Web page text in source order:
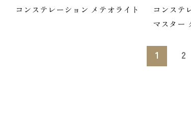
コンステレーション メテオライト
コンステ
マスター
1 2